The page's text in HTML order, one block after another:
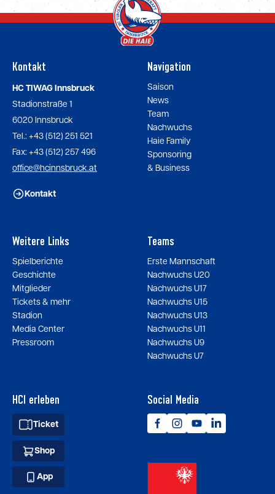
Kontakt
HC TIWAG Innsbruck
Stadionstraße 1
6020 Innsbruck
Tel.: +43 (512) 251 521
Fax: +43 (512) 257 496
office@hcinnsbruck.at
Kontakt
Navigation
Saison
News
Team
Nachwuchs
Haie Family
Sponsoring
& Business
Weitere Links
Spielberichte
Geschichte
Mitglieder
Tickets & mehr
Stadion
Media Center
Pressroom
Teams
Erste Mannschaft
Nachwuchs U20
Nachwuchs U17
Nachwuchs U15
Nachwuchs U13
Nachwuchs U11
Nachwuchs U9
Nachwuchs U7
HCI erleben
Ticket
Shop
App
Social Media